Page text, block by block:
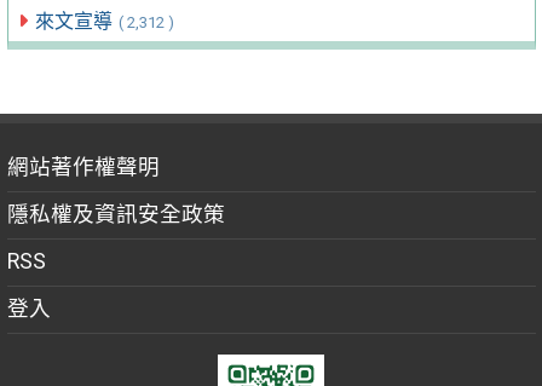
來文宣導 ( 2,312 )
網站著作權聲明
隱私權及資訊安全政策
RSS
登入